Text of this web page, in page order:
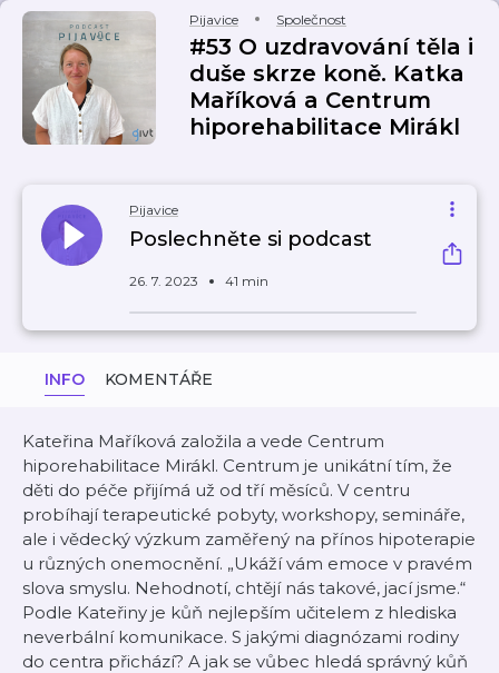
Pijavice Společnost
#53 O uzdravování těla i
duše skrze koně. Katka
Maříková a Centrum
hiporehabilitace Mirákl
Pijavice
Poslechněte si podcast
26. 7. 2023 41 min
INFO KOMENTÁŘE
Kateřina Maříková založila a vede Centrum
hiporehabilitace Mirákl. Centrum je unikátní tím, že
děti do péče přijímá už od tří měsíců. V centru
probíhají terapeutické pobyty, workshopy, semináře,
ale i vědecký výzkum zaměřený na přínos hipoterapie
u různých onemocnění. „Ukáží vám emoce v pravém
slova smyslu. Nehodnotí, chtějí nás takové, jací jsme.“
Podle Kateřiny je kůň nejlepším učitelem z hlediska
neverbální komunikace. S jakými diagnózami rodiny
do centra přichází? A jak se vůbec hledá správný kůň